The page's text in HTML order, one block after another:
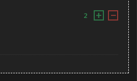
2 + −